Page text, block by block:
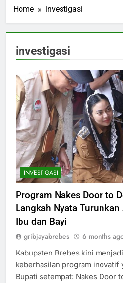
Home investigasi
investigasi
INVESTIGASI
Program Nakes Door to
Langkah Nyata
Ibu dan Bayi
gribjayabrebes 6 months
Kabupaten Brebes kini
keberhasilan program inovatif
Bupati setempat: Nakes Door